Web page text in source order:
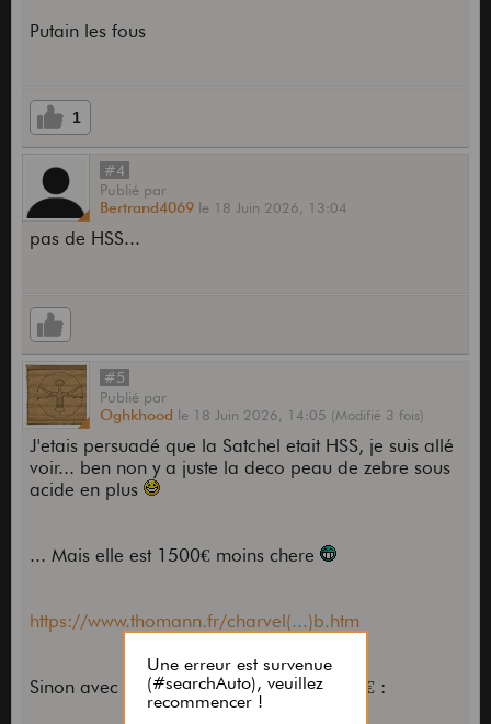
Putain les fous
1
#4
Publié par
Bertrand4069 le 18 Juin 2026, 13:04
pas de HSS...
#5
Publié par
Oghkhood le 18 Juin 2026, 14:05 (Modifié 3 fois)
J'etais persuadé que la Satchel etait HSS, je suis allé
voir... ben non y a juste la deco peau de zebre sous
acide en plus
... Mais elle est 1500€ moins chere
https://www.thomann.fr/charvel(...)b.htm
Sinon avec le meme FR1000 et pour 348€ :